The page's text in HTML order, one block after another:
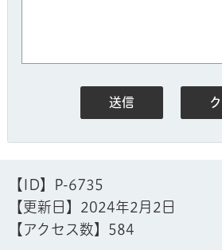
【ID】
P-6735
【更新日】 2024年2月2日
【アクセス数】
584